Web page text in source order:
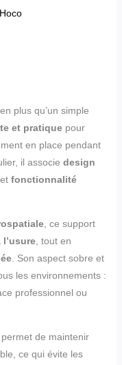
Hoco
plus qu’un simple
et pratiquepour
en place pendant
il associe design
fonctionnalité
, ce support
, tout en
. Son aspect sobre et
les environnements :
professionnel ou
de maintenir
ce qui évite les